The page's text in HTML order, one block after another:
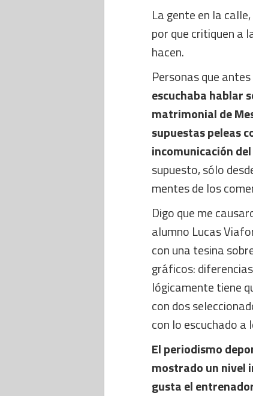
La gente en la
por que critiquen a
hacen.
Personas que
escuchaba hablar
matrimonial de
supuestas peleas
incomunicación
supuesto, sólo
mentes de los
Digo que me
alumno Lucas
con una tesina
gráficos:
lógicamente tiene
con dos
con lo escuchado
El periodismo
mostrado un nivel
gusta el